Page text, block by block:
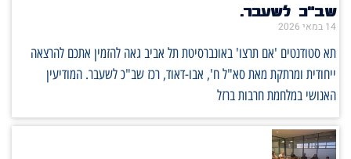
שב"כ לשעבר.
14 במאי 2026
תא סטודנטים 'אם תרצו' באונברסיטת תל אביב גאה להזמין אתכם להרצאה
ייחודית ומרתקת מאת סא"ל ח', אבו-דאוד, רכז שב"כ לשעבר. המודיעין
האנושי במלחמת חרבות ברזל